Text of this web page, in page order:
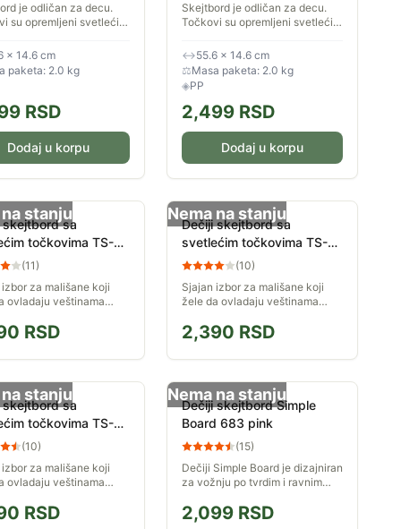
je odličan za decu.
su opremljeni svetlećim
u večernjim satima. Na
postoji...
× 14.6 cm
paketa: 2.0 kg
RSD
Dodaj u korpu
Skejtbord je odličan za decu.
Točkovi su opremljeni svetlećim
isticati u večernjim satima. Na
dasci skejtborda postoji...
↔55.6 × 14.6 cm
⚖Masa paketa: 2.0 kg
◈PP
2,499RSD
Dodaj u korpu
stanju
skejtbord sa
točkovima TS-
(11)
izbor za mališane koji
ovladaju veštinama
posebno atraktivni
vožnje u večernjim...
RSD
Nema na stanju
Dečiji skejtbord sa
svetlećim točkovima TS-
001 Plava
(10)
Sjajan izbor za mališane koji
žele da ovladaju veštinama
svetle su posebno atraktivni
tokom vožnje u večernjim...
2,390 RSD
stanju
skejtbord sa
točkovima TS-
(10)
izbor za mališane koji
ovladaju veštinama
posebno atraktivni
vožnje u večernjim...
RSD
Nema na stanju
Dečiji skejtbord Simple
Board 683 pink
(15)
Dečiji Simple Board je dizajniran
za vožnju po tvrdim i ravnim
raznih trikova. Ceniće ga ne
samo početnici u vožnji...
2,099RSD